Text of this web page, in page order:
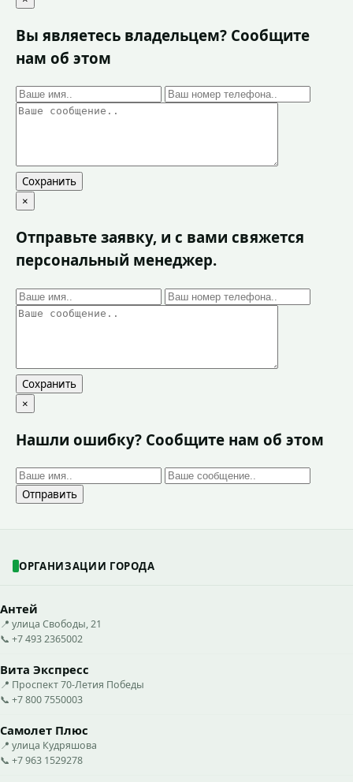
Вы являетесь владельцем? Сообщите
нам об этом
Сохранить
×
Отправьте заявку, и с вами свяжется
персональный менеджер.
Сохранить
×
Нашли ошибку? Сообщите нам об этом
Отправить
ОРГАНИЗАЦИИ ГОРОДА
Антей
📍 улица Свободы, 21
📞 +7 493 2365002
Вита Экспресс
📍 Проспект 70-Летия Победы
📞 +7 800 7550003
Самолет Плюс
📍 улица Кудряшова
📞 +7 963 1529278